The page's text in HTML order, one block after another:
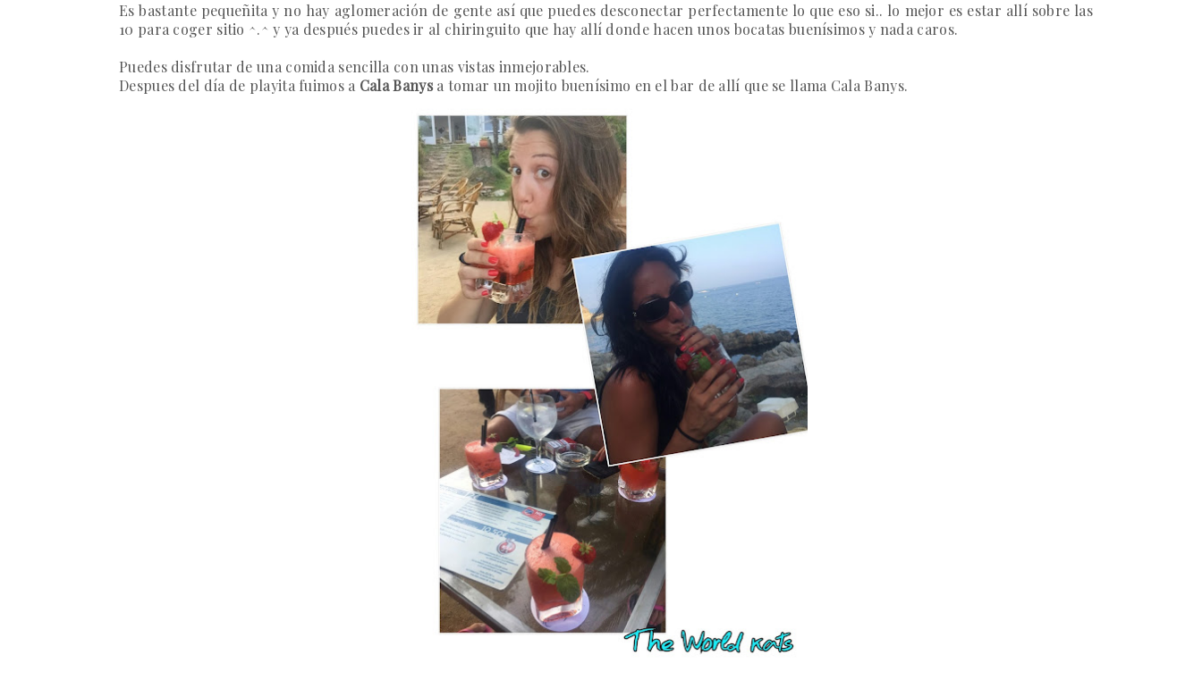
Es bastante pequeñita y no hay aglomeración de gente así que puedes desconectar perfectamente lo que eso si.. lo mejor es estar allí sobre las
10 para coger sitio ^.^ y ya después puedes ir al chiringuito que hay allí donde hacen unos bocatas buenísimos y nada caros.
Puedes disfrutar de una comida sencilla con unas vistas inmejorables.
Despues del día de playita fuimos a Cala Banysa tomar un mojito buenísimo en el bar de allí que se llama Cala Banys.